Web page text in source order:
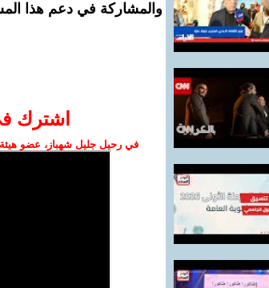
والمشاركة في دعم هذا
اشترك
في رحيل جليل شهباز، عضو هيئة